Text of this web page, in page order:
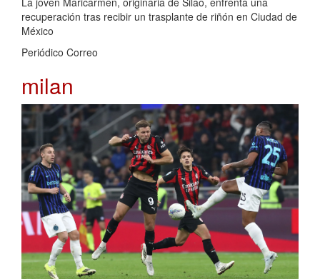
recuperación tras recibir un trasplante de riñón en Ciudad de
México
Periódico Correo
milan